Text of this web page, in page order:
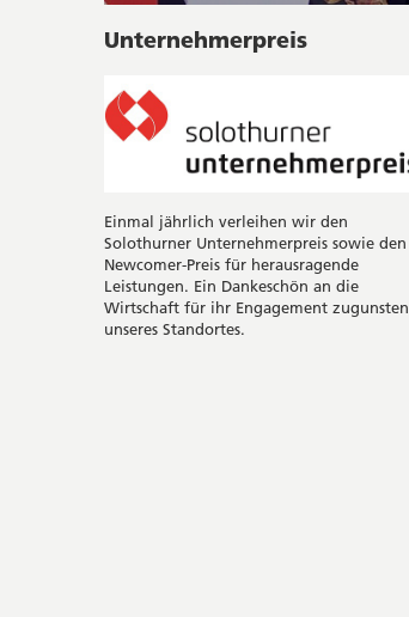
Unternehmerpreis
Einmal jährlich verleihen wir den
Solothurner Unternehmerpreis sowie den
Newcomer-Preis für herausragende
Leistungen. Ein Dankeschön an die
Wirtschaft für ihr Engagement zugunsten
unseres Standortes.